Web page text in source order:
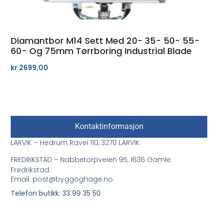
Diamantbor M14 Sett Med 20- 35- 50- 55-
60- Og 75mm Tørrboring Industrial Blade
kr 2699,00
Kontaktinformasjon
LARVIK – Hedrum Ravei 110, 3270 LARVIK
FREDRIKSTAD – Nabbetorpveien 95, 1636 Gamle
Fredrikstad.
Email: post@byggoghage.no
Telefon butikk: 33 99 35 50